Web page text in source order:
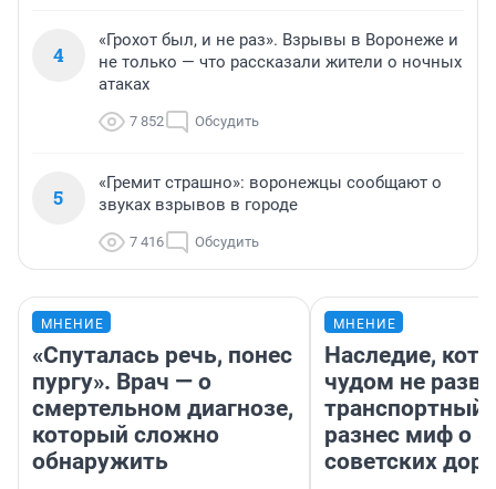
4
«Грохот был, и не раз». Взрывы в Воронеже и
не только — что рассказали жители о ночных
атаках
7 852 Обсудить
5
«Гремит страшно»: воронежцы сообщают о
звуках взрывов в городе
7 416 Обсудить
МНЕНИЕ
«Спуталась речь, понес
пургу». Врач — о
смертельном диагнозе,
который сложно
обнаружить
МНЕНИЕ
Наследие,
чудом не
транспортный
разнес миф о
советских